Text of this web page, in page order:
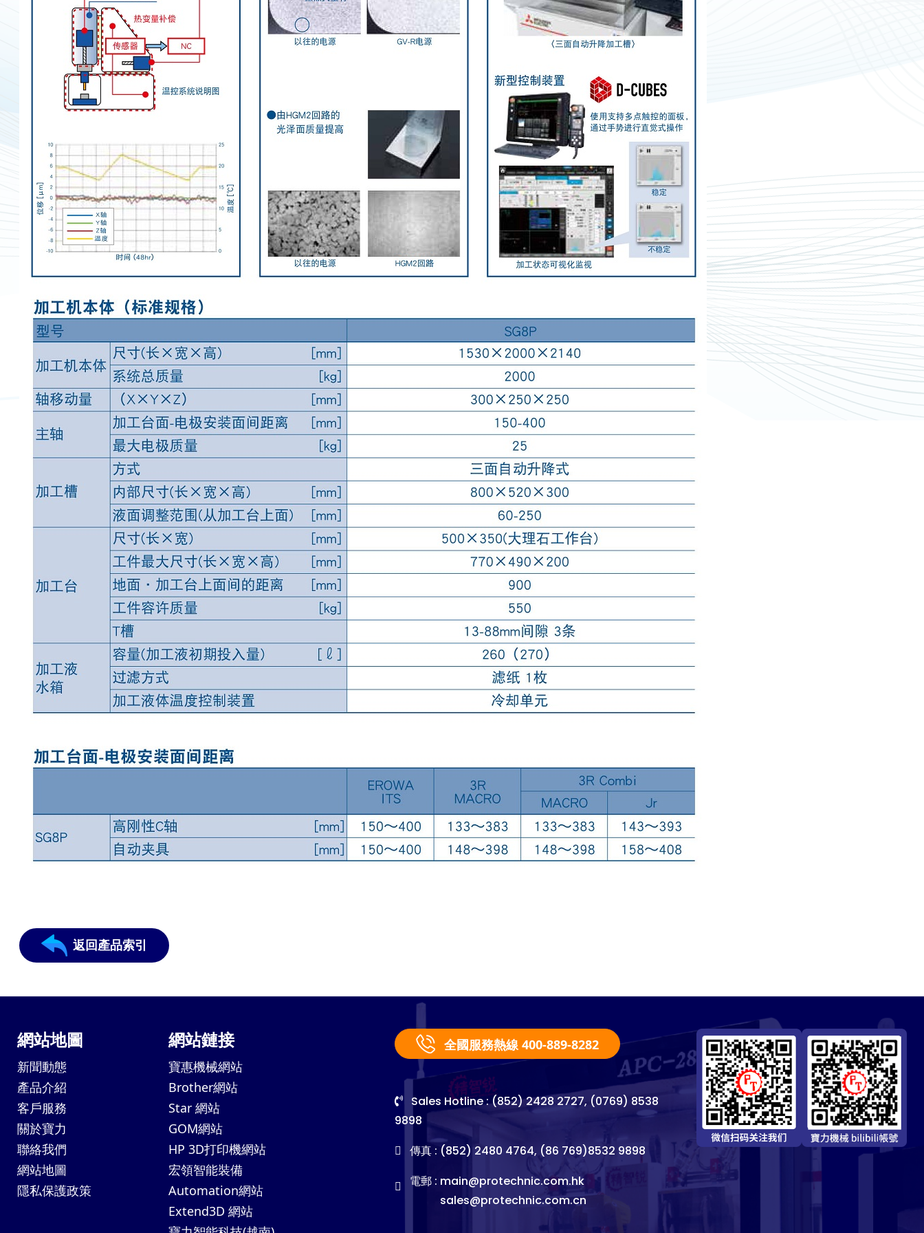
返回產品索引
網站地圖
新聞動態
產品介紹
客戶服務
關於寶力
聯絡我們
網站地圖
隱私保護政策
網站鏈接
寶惠機械網站
Brother網站
Star 網站
GOM網站
HP 3D打印機網站
宏領智能裝備
Automation網站
Extend3D 網站
全國服務熱線 400-889-8282
Sales Hotline : (852) 2428 2727, (0769) 8538
9898
傳真 : (852) 2480 4764, (86 769)8532 9898
電郵 : main@protechnic.com.hk
sales@protechnic.com.cn